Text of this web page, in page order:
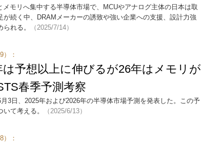
モリへ集中する半導体市場で、MCUやアナログ主体の日本は取
続く中、DRAMメーカーの誘致や強い企業への支援、設計力強
れる。
（2025/7/14）
）：
は予想以上に伸びるが26年はメモリが
春季予測考察
3日、2025年および2026年の半導体市場予測を発表した。この予
て考える。
（2025/6/13）
）：